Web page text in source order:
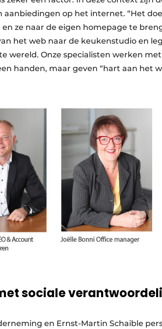
aanbiedingen op het internet. “Het
ze naar de eigen homepage te
het web naar de keukenstudio en
wereld. Onze specialisten werken
handen, maar geven “hart aan het
sociale
en Ernst-Martin Schaible